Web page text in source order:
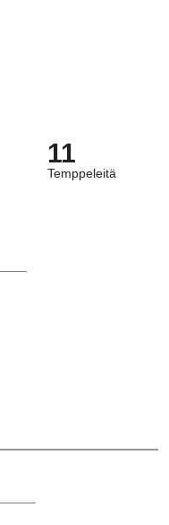
11
Temppeleitä